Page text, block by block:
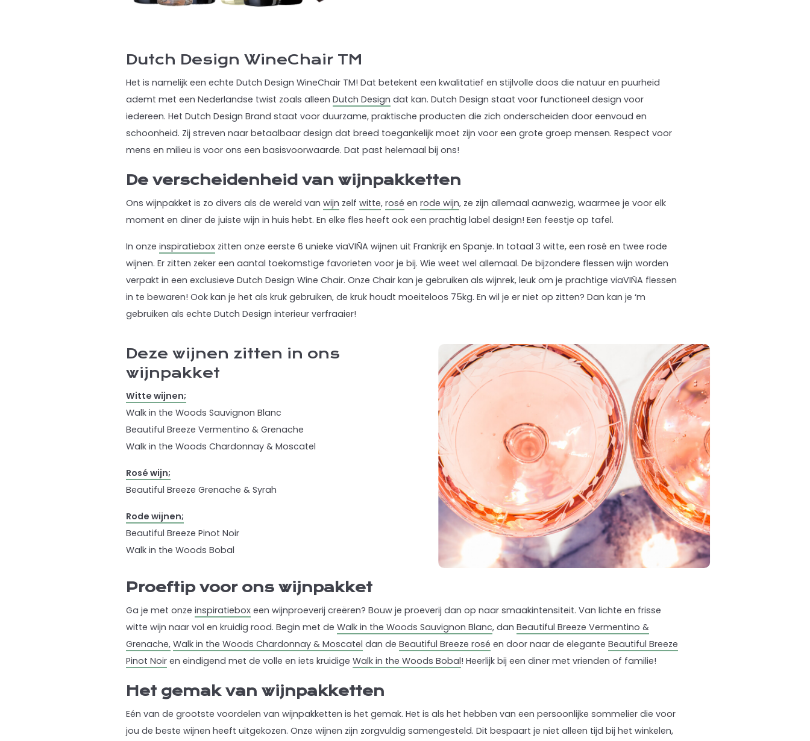
Dutch Design WineChair TM
Het is namelijk een echte Dutch Design WineChair TM! Dat betekent een kwalitatief en stijlvolle doos die natuur en puurheid
ademt met een Nederlandse twist zoals alleen Dutch Design dat kan. Dutch Design staat voor functioneel design voor
iedereen. Het Dutch Design Brand staat voor duurzame, praktische producten die zich onderscheiden door eenvoud en
schoonheid. Zij streven naar betaalbaar design dat breed toegankelijk moet zijn voor een grote groep mensen. Respect voor
mens en milieu is voor ons een basisvoorwaarde. Dat past helemaal bij ons!
De verscheidenheid van wijnpakketten
Ons wijnpakket is zo divers als de wereld van wijn zelf witte, rosé en rode wijn, ze zijn allemaal aanwezig, waarmee je voor elk
moment en diner de juiste wijn in huis hebt. En elke fles heeft ook een prachtig label design! Een feestje op tafel.
In onze inspiratiebox zitten onze eerste 6 unieke viaVIÑA wijnen uit Frankrijk en Spanje. In totaal 3 witte, een rosé en twee rode
wijnen. Er zitten zeker een aantal toekomstige favorieten voor je bij. Wie weet wel allemaal. De bijzondere flessen wijn worden
verpakt in een exclusieve Dutch Design Wine Chair. Onze Chair kan je gebruiken als wijnrek, leuk om je prachtige viaVIÑA flessen
in te bewaren! Ook kan je het als kruk gebruiken, de kruk houdt moeiteloos 75kg. En wil je er niet op zitten? Dan kan je ‘m
gebruiken als echte Dutch Design interieur verfraaier!
Deze wijnen zitten in ons
wijnpakket
Witte wijnen;
Walk in the Woods Sauvignon Blanc
Beautiful Breeze Vermentino & Grenache
Walk in the Woods Chardonnay & Moscatel
Rosé wijn;
Beautiful Breeze Grenache & Syrah
Rode wijnen;
Beautiful Breeze Pinot Noir
Walk in the Woods Bobal
Proeftip voor ons wijnpakket
Ga je met onze inspiratiebox een wijnproeverij creëren? Bouw je proeverij dan op naar smaakintensiteit. Van lichte en frisse
witte wijn naar vol en kruidig rood. Begin met de Walk in the Woods Sauvignon Blanc, dan Beautiful Breeze Vermentino &
Grenache, Walk in the Woods Chardonnay & Moscatel dan de Beautiful Breeze rosé en door naar de elegante Beautiful Breeze
Pinot Noir en eindigend met de volle en iets kruidige Walk in the Woods Bobal! Heerlijk bij een diner met vrienden of familie!
Het gemak van wijnpakketten
Eén van de grootste voordelen van wijnpakketten is het gemak. Het is als het hebben van een persoonlijke sommelier die voor
jou de beste wijnen heeft uitgekozen. Onze wijnen zijn zorgvuldig samengesteld. Dit bespaart je niet alleen tijd bij het winkelen,